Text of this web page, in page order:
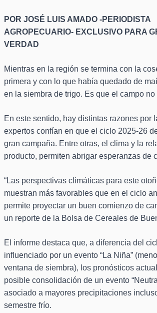
POR JOSÉ LUIS AMADO -PERIODISTA
AGROPECUARIO- EXCLUSIVO PARA
VERDAD
Mientras en la región se termina con la
primera y con lo que había quedado de
en la siembra de trigo. Es que el campo no
En este sentido, hay distintas razones por
expertos confían en que el ciclo 2025-26
gran campaña. Entre otras, el clima y la
producto, permiten abrigar esperanzas de
“Las perspectivas climáticas para este
muestran más favorables que en el ciclo
permite proyectar un buen comienzo de
un reporte de la Bolsa de Cereales de
El informe destaca que, a diferencia del
influenciado por un evento “La Niña”
ventana de siembra), los pronósticos
posible consolidación de un evento
asociado a mayores precipitaciones
semestre frío.